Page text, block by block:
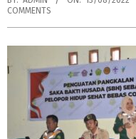
COMMENTS